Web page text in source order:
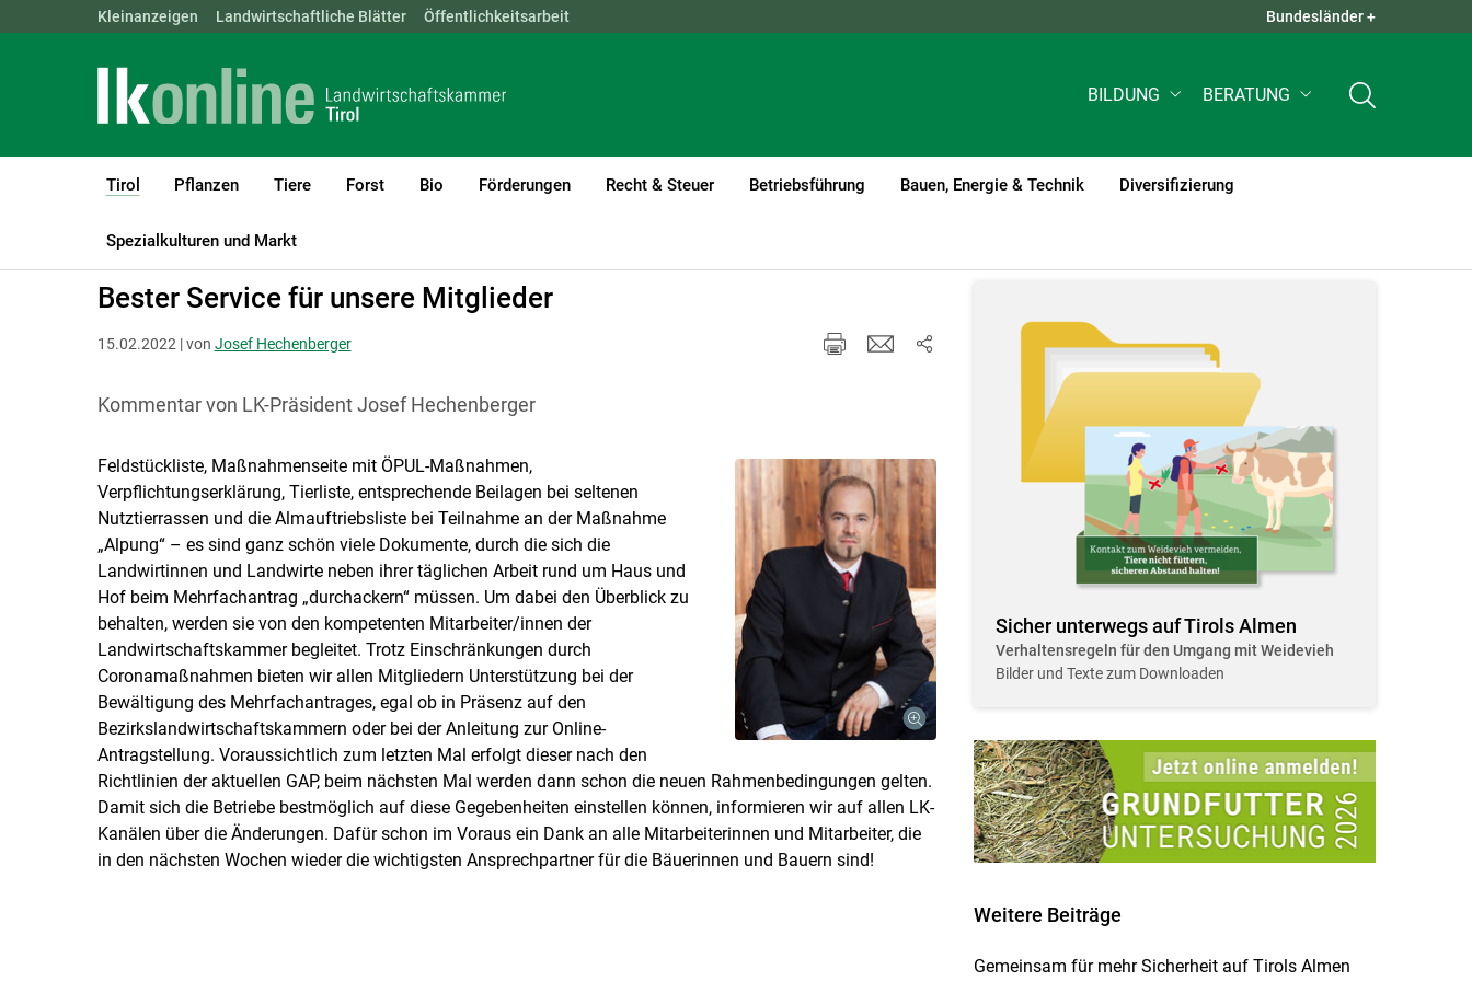
Skip to main content
Landwirtschaftskammern: ÖSTERREICH BGLD KTN NÖ OÖ QUICK LINKS +
Kleinanzeigen Landwirtschaftliche Blätter Öffentlichkeitsarbeit Bundesländer +
BILDUNG BERATUNG
Tirol
(current)1
Pflanzen Tiere Forst Bio Förderungen Recht & Steuer Betriebsführung Bauen, Energie & Technik Diversifizierung
Spezialkulturen und Markt
LK Tirol Tirol Aktuelles
Bester Service für unsere Mitglieder
15.02.2022 | von Josef Hechenberger
Kommentar von LK-Präsident Josef Hechenberger
Feldstückliste, Maßnahmenseite mit ÖPUL-Maßnahmen,
Verpflichtungserklärung, Tierliste, entsprechende Beilagen bei seltenen
Nutztierrassen und die Almauftriebsliste bei Teilnahme an der Maßnahme
„Alpung“ – es sind ganz schön viele Dokumente, durch die sich die
Landwirtinnen und Landwirte neben ihrer täglichen Arbeit rund um Haus und
Hof beim Mehrfachantrag „durchackern“ müssen. Um dabei den Überblick zu
behalten, werden sie von den kompetenten Mitarbeiter/innen der
Landwirtschaftskammer begleitet. Trotz Einschränkungen durch
Coronamaßnahmen bieten wir allen Mitgliedern Unterstützung bei der
Bewältigung des Mehrfachantrages, egal ob in Präsenz auf den
Bezirkslandwirtschaftskammern oder bei der Anleitung zur Online-
Antragstellung. Voraussichtlich zum letzten Mal erfolgt dieser nach den
Richtlinien der aktuellen GAP, beim nächsten Mal werden dann schon die neuen Rahmenbedingungen gelten.
Damit sich die Betriebe bestmöglich auf diese Gegebenheiten einstellen können, informieren wir auf allen LK-
Kanälen über die Änderungen. Dafür schon im Voraus ein Dank an alle Mitarbeiterinnen und Mitarbeiter, die
in den nächsten Wochen wieder die wichtigsten Ansprechpartner für die Bäuerinnen und Bauern sind!
Sicher unterwegs auf Tirols Almen
Verhaltensregeln für den Umgang mit Weidevieh
Bilder und Texte zum Downloaden
Weitere Beiträge
Gemeinsam für mehr Sicherheit auf Tirols Almen